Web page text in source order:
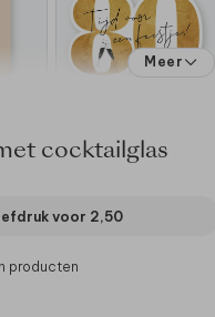
Meer
cocktailglas
voor 2,50
producten